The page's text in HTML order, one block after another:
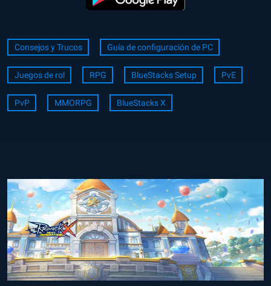
Consejos y Trucos Guía de configuración de PC
Juegos de rol RPG BlueStacks Setup PvE
PvP MMORPG BlueStacks X